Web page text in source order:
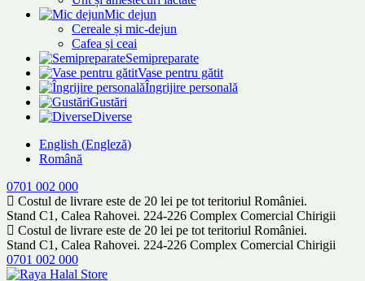
Mic dejun
Cereale și mic-dejun
Cafea și ceai
Semipreparate
Vase pentru gătit
Îngrijire personală
Gustări
Diverse
English (Engleză)
Română
0701 002 000
Costul de livrare este de 20 lei pe tot teritoriul României.
Stand C1, Calea Rahovei. 224-226 Complex Comercial Chirigii
Costul de livrare este de 20 lei pe tot teritoriul României.
Stand C1, Calea Rahovei. 224-226 Complex Comercial Chirigii
0701 002 000